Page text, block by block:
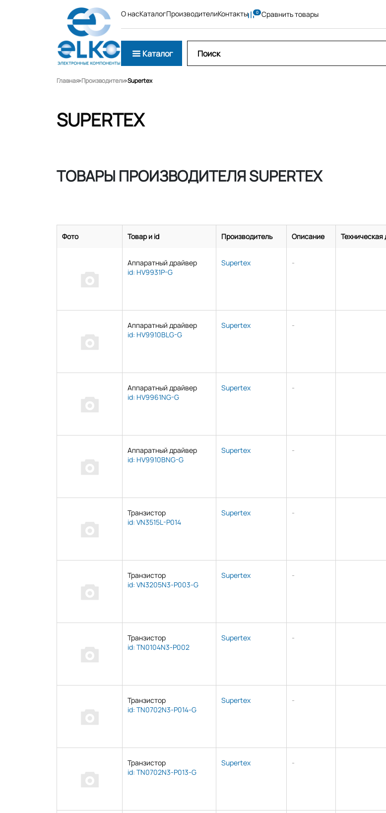
О насКаталогПроизводителиКонтакты Сравнить товары
Каталог
Главная Производители Supertex
SUPERTEX
ТОВАРЫ ПРОИЗВОДИТЕЛЯ SUPERTEX
Фото Товар и id Производитель Описание
Аппаратный драйвер
id: HV9931P-G
Supertex -
Аппаратный драйвер
id: HV9910BLG-G
Supertex -
Аппаратный драйвер
id: HV9961NG-G
Supertex -
Аппаратный драйвер
id: HV9910BNG-G
Supertex -
Транзистор
id: VN3515L-P014
Supertex -
Транзистор
id: VN3205N3-P003-G
Supertex -
Транзистор
id: TN0104N3-P002
Supertex -
Транзистор
id: TN0702N3-P014-G
Supertex -
Транзистор
id: TN0702N3-P013-G
Supertex -